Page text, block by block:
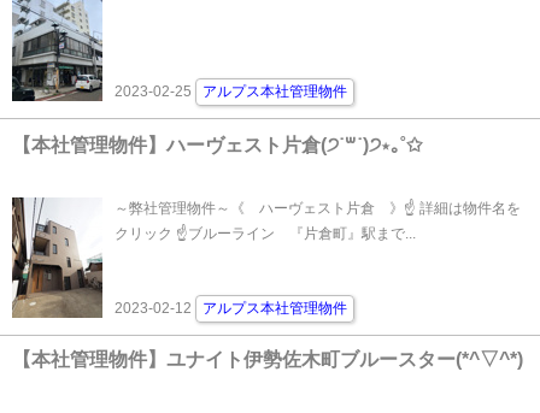
2023-02-25 アルプス本社管理物件
【本社管理物件】ハーヴェスト片倉(੭˙꒳​˙)੭⋆｡˚✩
～弊社管理物件～《 ハーヴェスト片倉 》☝ 詳細は物件名を
クリック ☝ブルーライン 『片倉町』駅まで...
2023-02-12 アルプス本社管理物件
【本社管理物件】ユナイト伊勢佐木町ブルースター(*^▽^*)